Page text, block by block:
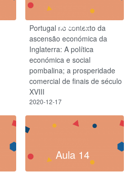
Aula 12
Portugal no contexto da
ascensão económica da
Inglaterra: A política
económica e social
pombalina; a prosperidade
comercial de finais de século
XVIII
2020-12-17
Aula 14